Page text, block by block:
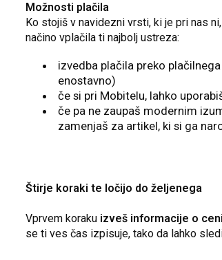
Možnosti plačila
Ko stojiš v navidezni vrsti, ki je pri nas
načino vplačila ti najbolj ustreza:
izvedba plačila preko
enostavno)
če si pri Mobitelu, lahko
če pa ne zaupaš modernim
zamenjaš za artikel, ki si ga
Štirje koraki te ločijo do željenega
Vprvem koraku izveš informacije o
se ti ves čas izpisuje, tako da lahko